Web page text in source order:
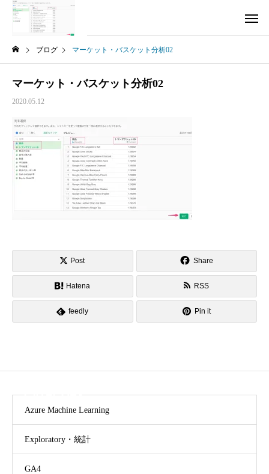
ブログ マーケット・バスケット分析02
マーケット・バスケット分析02
2020.05.12
Post Share
Hatena RSS
feedly Pin it
CATEGORY
Azure Machine Learning
Exploratory・統計
GA4